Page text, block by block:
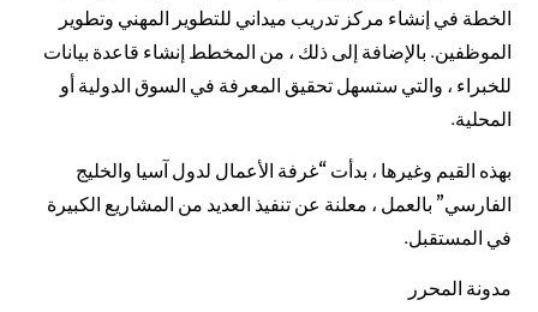
الخطة في إنشاء مركز تدريب ميداني للتطوير المهني وتطوير
الموظفين. بالإضافة إلى ذلك ، من المخطط إنشاء قاعدة بيانات
للخبراء ، والتي ستسهل تحقيق المعرفة في السوق الدولية أو
المحلية.
بهذه القيم وغيرها ، بدأت “غرفة الأعمال لدول آسيا والخليج
الفارسي” بالعمل ، معلنة عن تنفيذ العديد من المشاريع الكبيرة
في المستقبل.
مدونة المحرر